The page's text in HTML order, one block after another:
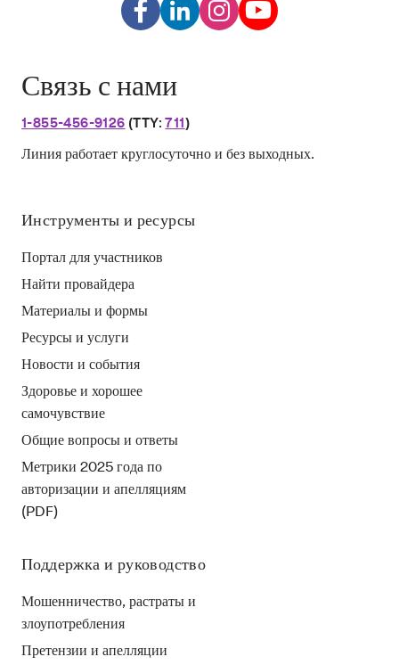
Связь с нами
1-855-456-9126 (TTY:711)
Линия работает круглосуточно и без выходных.
Инструменты и ресурсы
Портал для участников
Найти провайдера
Материалы и формы
Ресурсы и услуги
Новости и события
Здоровье и хорошее
самочувствие
Общие вопросы и ответы
Метрики 2025 года по
авторизации и апелляциям
(PDF)
Поддержка и руководство
Мошенничество, растраты и
злоупотребления
Претензии и апелляции